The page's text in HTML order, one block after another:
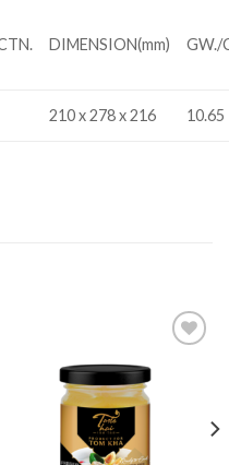
DIMENSION(mm) GW./
210 x 278 x 216 10.65